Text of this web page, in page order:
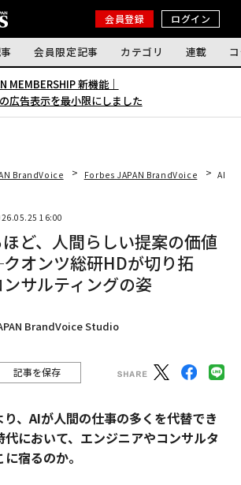
会員登録 ログイン
会員限定記事 カテゴリ 連載
MEMBERSHIP 新機能｜
広告表示を最小限にしました
BrandVoice Forbes JAPAN BrandVoice AIが
16:00
ど、人間らしい提案の価値
オンツ総研HDが切り拓
サルティングの姿
BrandVoice Studio
記事を保存
、AIが人間の仕事の多くを代替でき
において、エンジニアやコンサルタ
宿るのか。